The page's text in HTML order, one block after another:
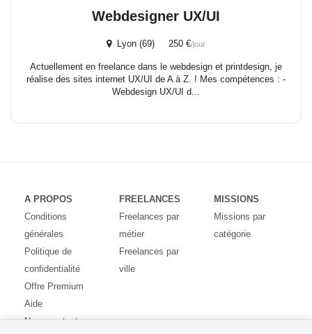
Webdesigner UX/UI
Lyon (69) 250 €/jour
Actuellement en freelance dans le webdesign et printdesign, je
réalise des sites internet UX/UI de A à Z. ! Mes compétences : -
Webdesign UX/UI d...
A PROPOS
Conditions
générales
Politique de
confidentialité
Offre Premium
Aide
Nous contacter
FREELANCES
Freelances par
métier
Freelances par
ville
MISSIONS
Missions par
catégorie